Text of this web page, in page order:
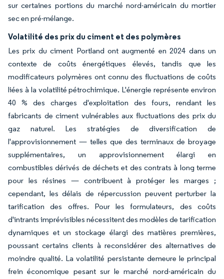
sur certaines portions du marché nord-américain du mortier
sec en pré-mélange.
Volatilité des prix du ciment et des polymères
Les prix du ciment Portland ont augmenté en 2024 dans un
contexte de coûts énergétiques élevés, tandis que les
modificateurs polymères ont connu des fluctuations de coûts
liées à la volatilité pétrochimique. L'énergie représente environ
40 % des charges d'exploitation des fours, rendant les
fabricants de ciment vulnérables aux fluctuations des prix du
gaz naturel. Les stratégies de diversification de
l'approvisionnement — telles que des terminaux de broyage
supplémentaires, un approvisionnement élargi en
combustibles dérivés de déchets et des contrats à long terme
pour les résines — contribuent à protéger les marges ;
cependant, les délais de répercussion peuvent perturber la
tarification des offres. Pour les formulateurs, des coûts
d'intrants imprévisibles nécessitent des modèles de tarification
dynamiques et un stockage élargi des matières premières,
poussant certains clients à reconsidérer des alternatives de
moindre qualité. La volatilité persistante demeure le principal
frein économique pesant sur le marché nord-américain du